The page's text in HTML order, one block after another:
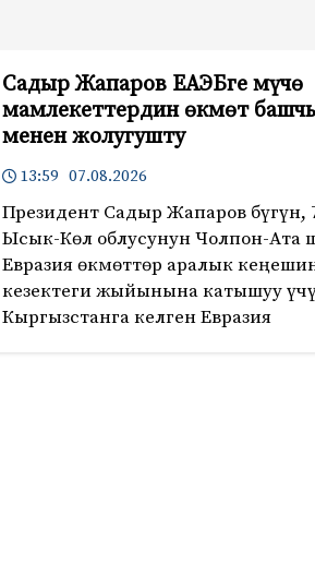
Садыр Жапаров ЕАЭБге мүчө
мамлекеттердин өкмөт
менен жолугушту
13:59 07.08.2026
Президент Садыр Жапаров бүгүн,
Ысык-Көл облусунун Чолпон-Ата
Евразия өкмөттөр аралык
кезектеги жыйынына катышуу
Кыргызстанга келген Евразия